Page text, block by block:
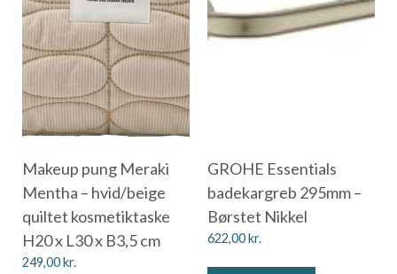
Makeup pung Meraki
Mentha – hvid/beige
quiltet kosmetiktaske
H20 x L30 x B3,5 cm
249,00kr.
GROHE Essentials
badekargreb 295mm –
Børstet Nikkel
622,00kr.